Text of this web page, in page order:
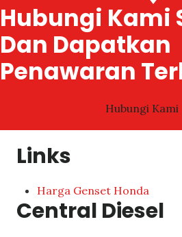
Hubungi Kami
Dan Dapatkan
Penawaran
Hubungi Kami
Links
Harga Genset Honda
Central Diesel